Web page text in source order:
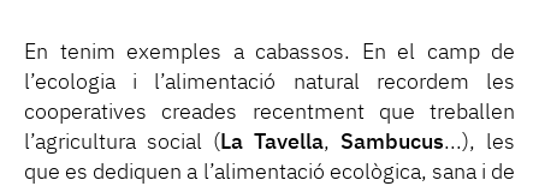
En tenim exemples a cabassos. En el camp de
l’ecologia i l’alimentació natural recordem les
cooperatives creades recentment que treballen
l’agricultura social ( La Tavella, Sambucus...), les
que es dediquen a l’alimentació ecològica, sana i de